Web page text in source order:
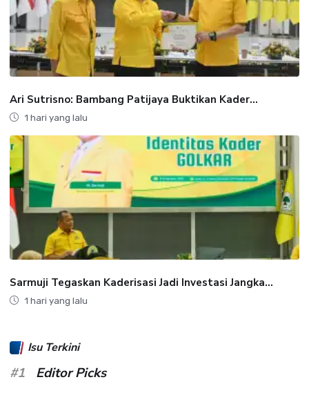
Ari Sutrisno: Bambang Patijaya Buktikan Kader...
1 hari yang lalu
Sarmuji Tegaskan Kaderisasi Jadi Investasi Jangka...
1 hari yang lalu
Isu Terkini
#1 Editor Picks